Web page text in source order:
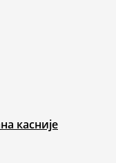
касније